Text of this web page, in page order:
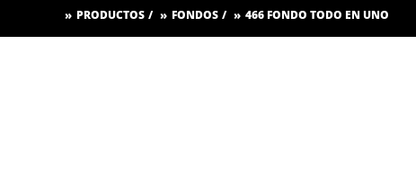
PRODUCTOS FONDOS 466 FONDO TODO EN UNO